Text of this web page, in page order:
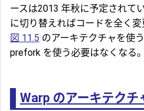
ースは2013 年秋に予定されて
に切り替えればコードを全く
図 11.5 のアーキテクチャを使
prefork を使う必要はなくなる。
Warp のアーキテクチ